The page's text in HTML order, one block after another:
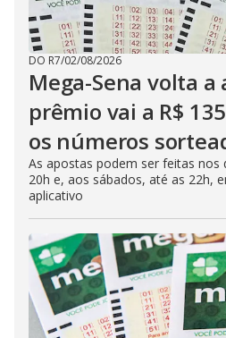
DO R7/02/08/2026
Mega-Sena volta
prêmio vai a R$
os números
As apostas podem ser feitas nos
20h e, aos sábados, até as 22h,
aplicativo